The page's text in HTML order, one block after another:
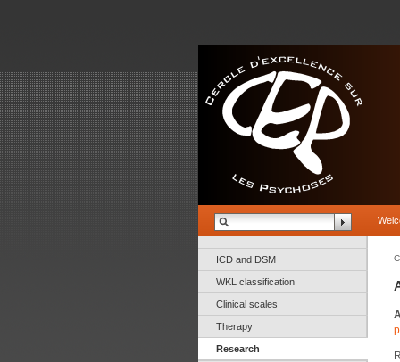
ICD and DSM
WKL classification
Clinical scales
Therapy
Research